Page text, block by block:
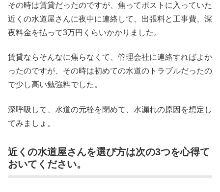
その時は賃貸だったのですが、焦ってポストに入っていた
近くの水道屋さんに夜中に連絡して、出張料と工事費、深
夜料金を払って3万円くらいかかりました。
賃貸ならそんなに焦らなくて、管理会社に連絡すればよか
ったのですが、その時は初めての水道のトラブルだったの
で少し高い勉強料でした。
深呼吸して、水道の元栓を閉めて、水漏れの原因を想定し
てみましょ。
近くの水道屋さんを選び方は次の3つを心得て
おいてください。